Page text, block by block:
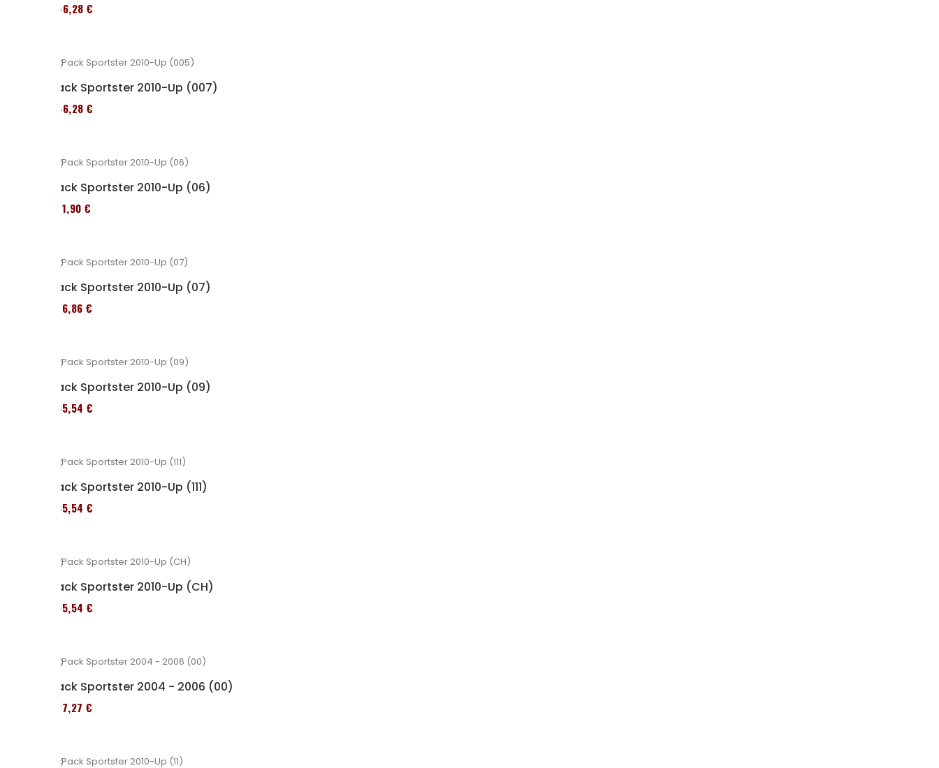
246,28 €
Pack Sportster 2010-Up (007)
246,28 €
Pack Sportster 2010-Up (06)
371,90 €
Pack Sportster 2010-Up (07)
276,86 €
Pack Sportster 2010-Up (09)
235,54 €
Pack Sportster 2010-Up (111)
235,54 €
Pack Sportster 2010-Up (CH)
235,54 €
Pack Sportster 2004 - 2006 (00)
227,27 €